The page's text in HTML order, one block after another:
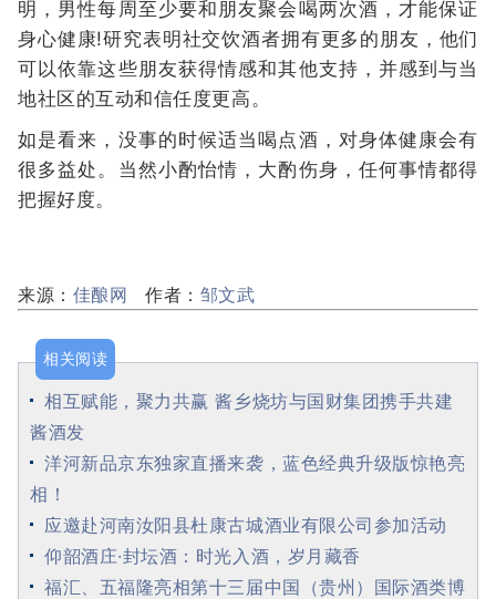
明，男性每周至少要和朋友聚会喝两次酒，才能保证
身心健康!研究表明社交饮酒者拥有更多的朋友，他们
可以依靠这些朋友获得情感和其他支持，并感到与当
地社区的互动和信任度更高。
如是看来，没事的时候适当喝点酒，对身体健康会有
很多益处。当然小酌怡情，大酌伤身，任何事情都得
把握好度。
来源： 佳酿网 作者： 邹文武
相关阅读
相互赋能，聚力共赢 酱乡烧坊与国财集团携手共建
酱酒发
洋河新品京东独家直播来袭，蓝色经典升级版惊艳亮
相！
应邀赴河南汝阳县杜康古城酒业有限公司参加活动
仰韶酒庄·封坛酒：时光入酒，岁月藏香
福汇、五福隆亮相第十三届中国（贵州）国际酒类博